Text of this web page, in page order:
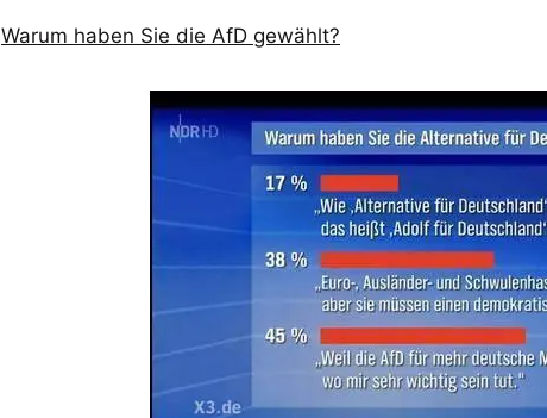
Warum haben Sie die AfD gewählt?